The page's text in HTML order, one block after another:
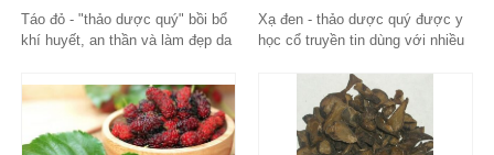
Táo đỏ - "thảo dược quý" bồi bổ
khí huyết, an thần và làm đẹp da
năm qua.
Xạ đen - thảo dược quý được y
học cổ truyền tin dùng với nhiều
kháng và phòng bệnh hiệu quả.